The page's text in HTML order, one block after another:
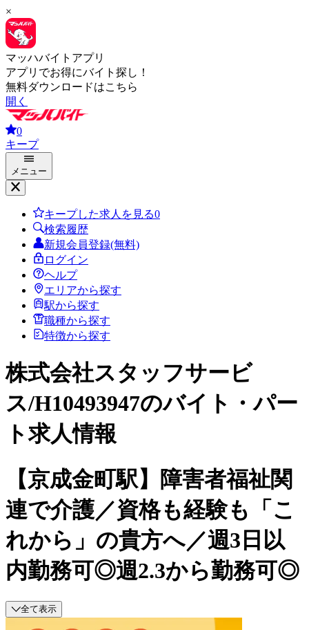
×
マッハバイトアプリ
アプリでお得にバイト探し！
無料ダウンロードはこちら
開く
0
キープ
メニュー
キープした求人を見る0
検索履歴
新規会員登録(無料)
ログイン
ヘルプ
エリアから探す
駅から探す
職種から探す
特徴から探す
株式会社スタッフサービ
ス/H10493947のバイト・パー
ト求人情報
【京成金町駅】障害者福祉関
連で介護／資格も経験も「こ
れから」の貴方へ／週3日以
内勤務可◎週2.3から勤務可◎
全て表示